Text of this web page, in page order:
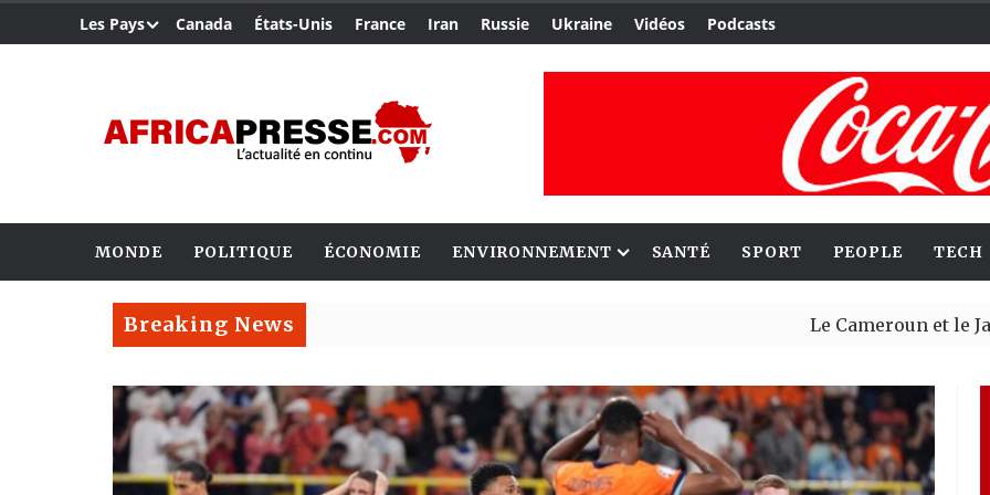
Les Pays Canada États-Unis France Iran Russie Ukraine Vidéos Podcasts
MONDE POLITIQUE ÉCONOMIE ENVIRONNEMENT SANTÉ SPORT PEOPLE TECH
Breaking News Le Cameroun et le Japon